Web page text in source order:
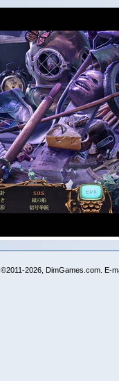
©2011-2026, DimGames.com. E-